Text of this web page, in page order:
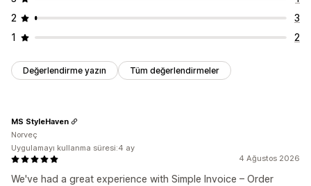
2
3
1
2
Değerlendirme yazın Tüm değerlendirmeler
4 Ağustos 2026
We've had a great experience with Simple Invoice – Order
MS StyleHaven
Norveç
Uygulamayı kullanma süresi:4 ay